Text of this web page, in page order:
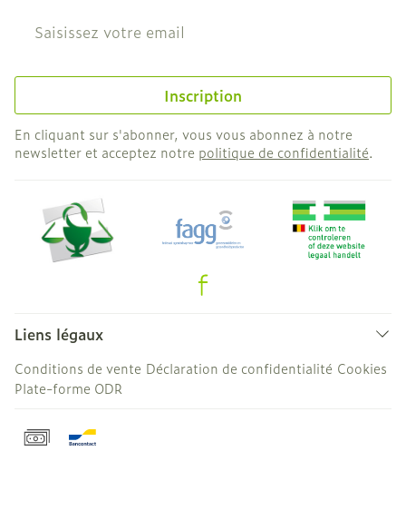
Adresse mail
Inscription
En cliquant sur s'abonner, vous vous abonnez à notre
newsletter et acceptez notre politique de confidentialité.
Liens légaux
Conditions de vente Déclaration de confidentialité Cookies
Plate-forme ODR